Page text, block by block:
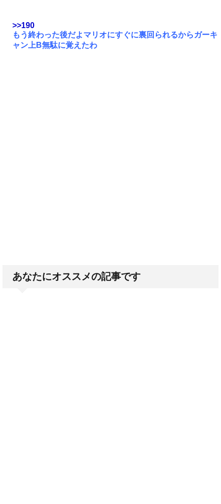
>>190
もう終わった後だよマリオにすぐに裏回られるからガーキ
ャン上B無駄に覚えたわ
あなたにオススメの記事です